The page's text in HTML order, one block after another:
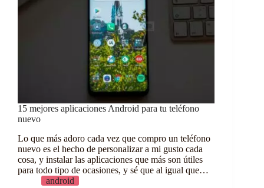
15 mejores aplicaciones Android para tu teléfono
nuevo
Lo que más adoro cada vez que compro un teléfono
nuevo es el hecho de personalizar a mi gusto cada
cosa, y instalar las aplicaciones que más son útiles
para todo tipo de ocasiones, y sé que al igual que…
android